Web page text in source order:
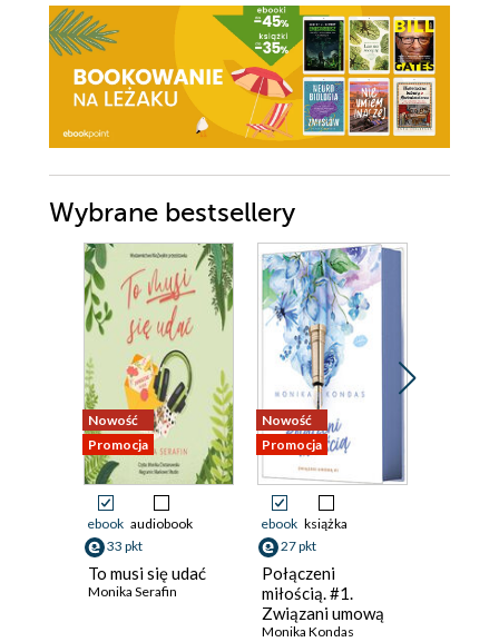
Wybrane bestsellery
Nowość
Promocja
ebook audiobook
33 pkt
To musi się udać
Monika Serafin
Nowość
Promocja
ebook książka
27 pkt
Połączeni
miłością. #1.
Związani umową
Monika Kondas